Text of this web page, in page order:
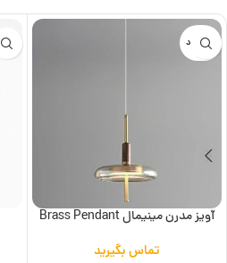
ناموجود
آویز مدرن مینیمال Brass Pendant
تماس بگیرید